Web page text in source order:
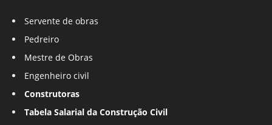
Servente de obras
Pedreiro
Mestre de Obras
Engenheiro civil
Construtoras
Tabela Salarial da Construção Civil